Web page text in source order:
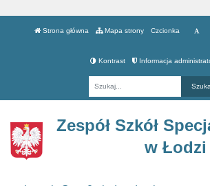
Strona główna Mapa strony Czcionka
Kontrast Informacja
Zespół Szkół
w Łodzi